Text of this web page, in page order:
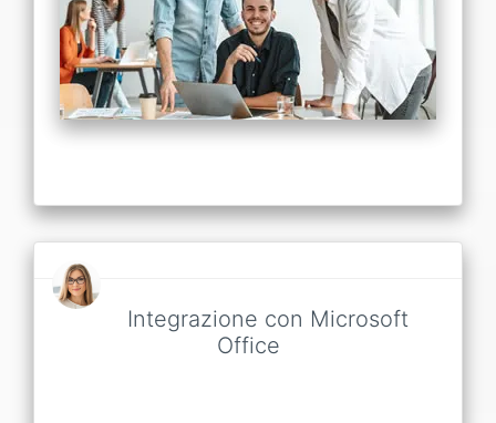
Integrazione con Microsoft
Office